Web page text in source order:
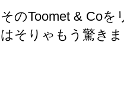
そのToomet & Co
はそりゃもう驚き